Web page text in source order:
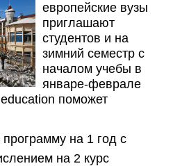
европейские вузы
приглашают
студентов и на
зимний семестр с
началом учебы в
январе-феврале
поможет
на 1 год с
на 2 курс